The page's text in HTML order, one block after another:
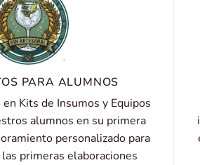
PARA ALUMNOS
Kits de Insumos y Equipos
alumnos en su primera
personalizado para
primeras elaboraciones